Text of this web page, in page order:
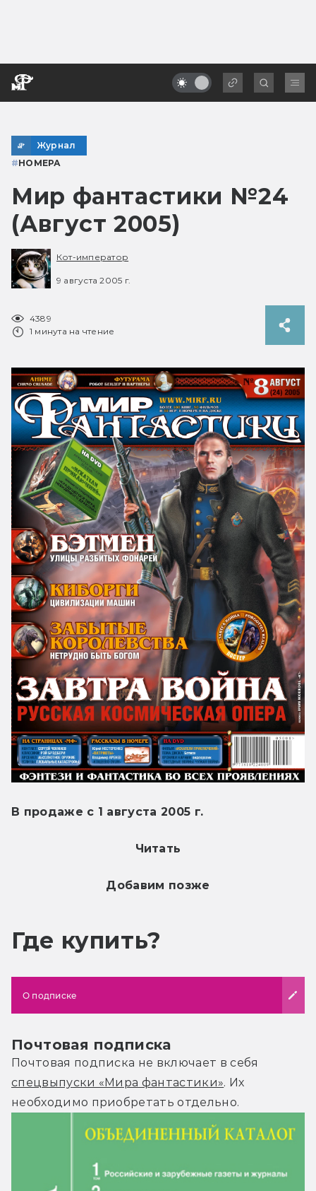
Журнал
#НОМЕРА
Мир фантастики №24
(Август 2005)
Кот-император
9 августа 2005 г.
4389
1 минута на чтение
В продаже с 1 августа 2005 г.
Читать
Добавим позже
Где купить?
О подписке
Почтовая подписка
Почтовая подписка не включает в себя
спецвыпуски «Мира фантастики». Их
необходимо приобретать отдельно.